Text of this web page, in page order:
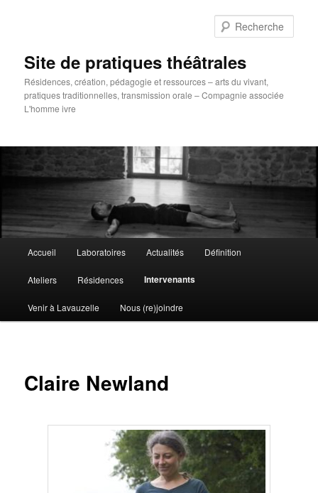
Site de pratiques théâtrales
Résidences, création, pédagogie et ressources – arts du vivant,
pratiques traditionnelles, transmission orale – Compagnie associée
L'homme ivre
principal
Accueil Laboratoires Actualités Définition
Ateliers Résidences Intervenants
Venir à Lavauzelle Nous (re)joindre
Claire Newland